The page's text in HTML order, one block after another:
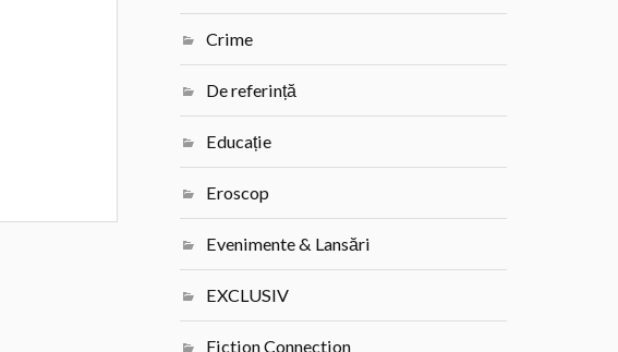
Crime
De referință
Educație
Eroscop
Evenimente & Lansări
EXCLUSIV
Fiction Connection